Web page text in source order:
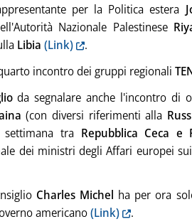
per la Politica estera
Nazionale Palestinese
Libia (Link)
.
incontro dei gruppi regionali
da segnalare anche l'incontro di
(con diversi riferimenti alla
tra Repubblica Ceca e
dei ministri degli Affari europei
Charles Michel ha per ora
americano(Link)
.